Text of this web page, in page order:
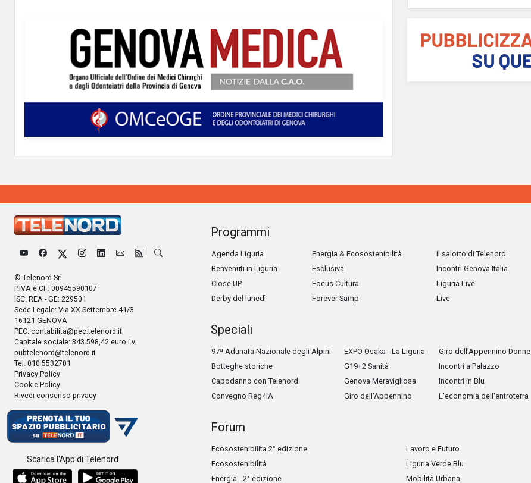
© Telenord Srl
P.IVA e CF: 00945590107
ISC. REA - GE: 229501
Sede Legale: Via XX Settembre 41/3
16121 GENOVA
PEC: contabilita@pec.telenord.it
Capitale sociale: 343.598,42 euro i.v.
pubtelenord@telenord.it
Tel. 010 5532701
Privacy Policy
Cookie Policy
Rivedi consenso privacy
Scarica l'App di Telenord
Programmi
Agenda Liguria
Benvenuti in Liguria
Close UP
Derby del lunedì
Energia & Ecosostenibilità
Esclusiva
Focus Cultura
Forever Samp
Il salotto di Telenord
Incontri Genova Italia
Liguria Live
Live
Speciali
97ª Adunata Nazionale degli Alpini
Botteghe storiche
Capodanno con Telenord
Convegno Reg4IA
EXPO Osaka - La Liguria
G19+2 Sanità
Genova Meravigliosa
Giro dell'Appennino
Giro dell'Appennino Donne
Incontri a Palazzo
Incontri in Blu
L'economia dell'entroterra
Forum
Ecosostenibilita 2° edizione
Ecosostenibilità
Energia - 2° edizione
Lavoro e Futuro
Liguria Verde Blu
Mobilità Urbana